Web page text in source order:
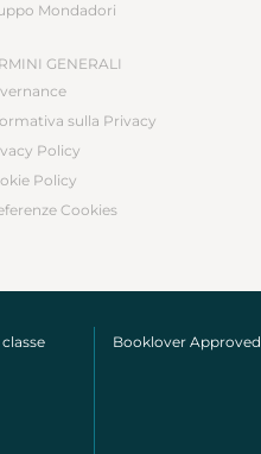
Mondadori
GENERALI
sulla Privacy
Policy
Policy
Cookies
Booklover Approved